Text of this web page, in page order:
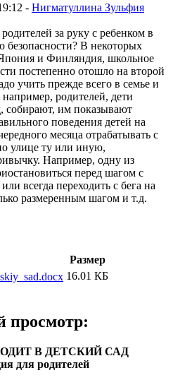
- Нигматуллина Зульфия
за руку с ребенком в
безопасности? В некоторых
и Финляндия, школьное
постепенно отошло на второй
учить прежде всего в семье и
родителей, дети
собирают, им показывают
поведения детей на
месяца отрабатывать с
улице ту или иную,
Например, одну из
перед шагом с
всегда переходить с бега на
размеренным шагом и т.д.
Размер
16.01 КБ
просмотр:
В ДЕТСКИЙ САД
для родителей